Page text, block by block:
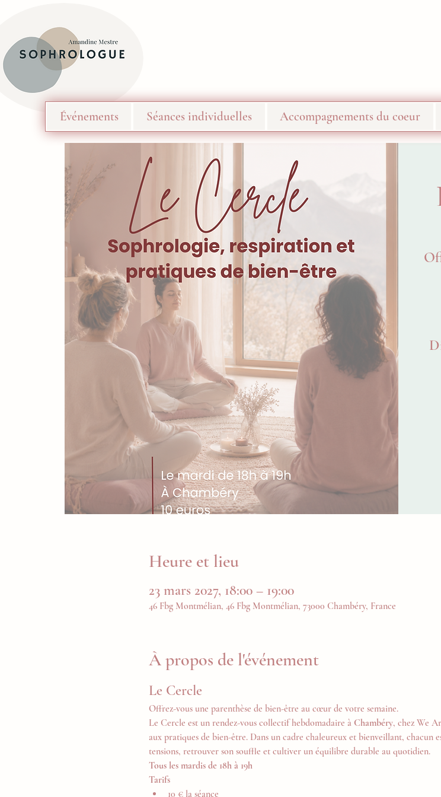
Événements Séances individuelles Accompagnements du coeur
Heure et lieu
23 mars 2027, 18:00 – 19:00
46 Fbg Montmélian, 46 Fbg Montmélian, 73000 Chambéry, France
À propos de l'événement
Le Cercle
Offrez-vous une parenthèse de bien-être au cœur de votre semaine.
Le Cercle est un rendez-vous collectif hebdomadaire à Chambéry, chez We
aux pratiques de bien-être. Dans un cadre chaleureux et bienveillant, chacun
tensions, retrouver son souffle et cultiver un équilibre durable au quotidien.
Tous les mardis de 18h à 19h
Tarifs
10 € la séance